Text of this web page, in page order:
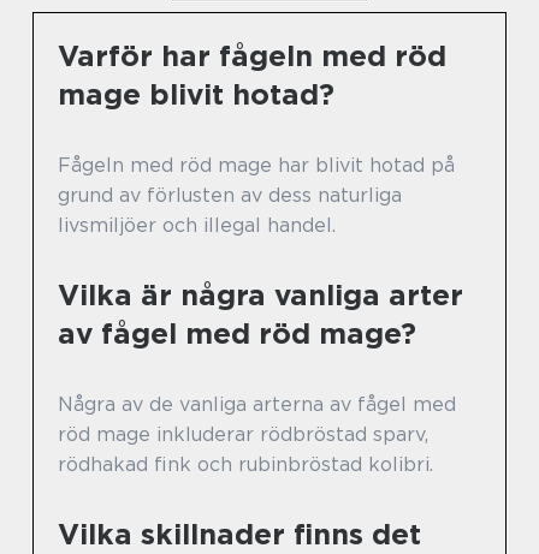
Varför har fågeln med röd
mage blivit hotad?
Fågeln med röd mage har blivit hotad på
grund av förlusten av dess naturliga
livsmiljöer och illegal handel.
Vilka är några vanliga arter
av fågel med röd mage?
Några av de vanliga arterna av fågel med
röd mage inkluderar rödbröstad sparv,
rödhakad fink och rubinbröstad kolibri.
Vilka skillnader finns det